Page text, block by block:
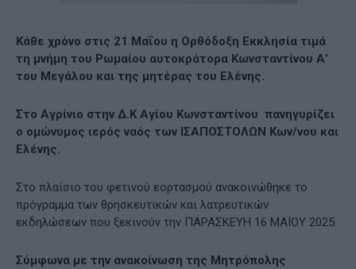
Κάθε χρόνο στις 21 Μαΐου η Ορθόδοξη Εκκλησία τιμά
τη μνήμη του Ρωμαίου αυτοκράτορα Κωνσταντίνου Α’
του Μεγάλου και της μητέρας του Ελένης.
Στο Αγρίνιο στην Δ.Κ Αγίου Κωνσταντίνου πανηγυρίζει
ο ομώνυμος ιερός ναός των ΙΣΑΠΟΣΤΟΛΩΝ Κων/νου και
Ελένης.
Στο πλαίσιο του φετινού εορτασμού ανακοινώθηκε το
πρόγραμμα των θρησκευτικών και λατρευτικών
εκδηλώσεων που ξεκινούν την ΠΑΡΑΣΚΕΥΗ 16 ΜΑΪΟΥ 2025.
Σύμφωνα με την ανακοίνωση της Μητρόπολης